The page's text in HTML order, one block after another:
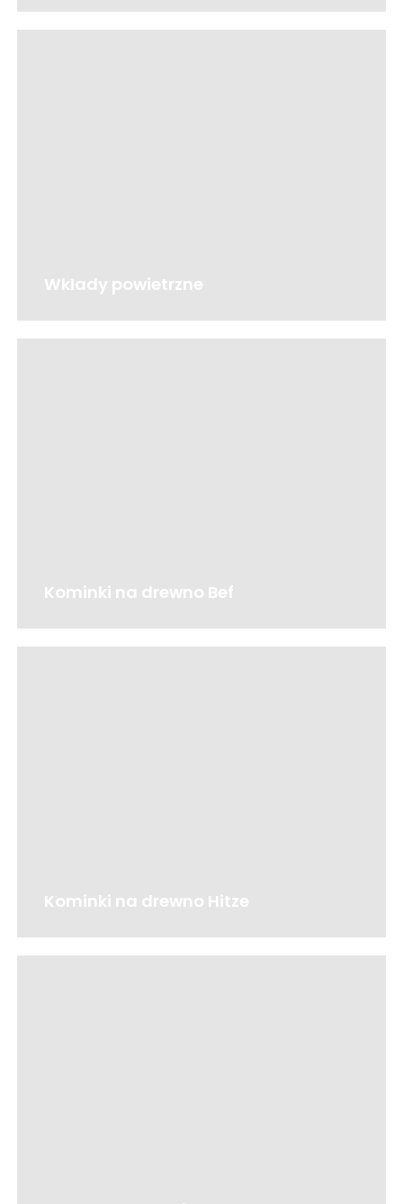
Wkłady powietrzne
Kominki na drewno Bef
Kominki na drewno Hitze